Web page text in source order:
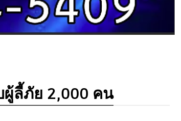
ผู้ลี้ภัย 2,000 คน